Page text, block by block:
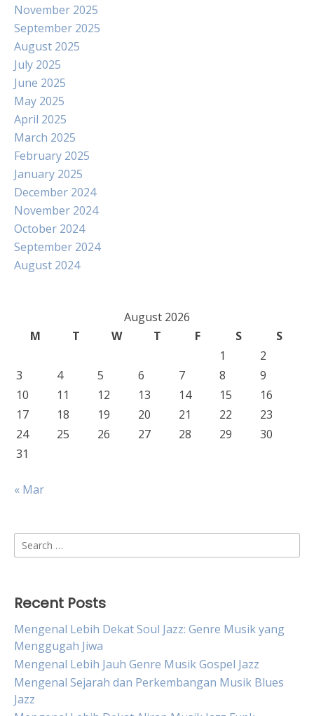
November 2025
September 2025
August 2025
July 2025
June 2025
May 2025
April 2025
March 2025
February 2025
January 2025
December 2024
November 2024
October 2024
September 2024
August 2024
August 2026
M
T W T F S
S
1
2
3
4 5 6 7 8
9
10
11 12 13 14 15
16
17
18 19 20 21 22
23
24
25 26 27 28 29
30
31
« Mar
Search
for:
Recent Posts
Mengenal Lebih Dekat Soul Jazz: Genre Musik yang
Menggugah Jiwa
Mengenal Lebih Jauh Genre Musik Gospel Jazz
Mengenal Sejarah dan Perkembangan Musik Blues
Jazz